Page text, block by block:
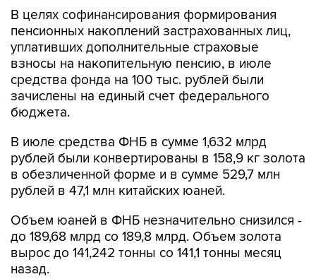
В целях софинансирования формирования
пенсионных накоплений застрахованных лиц,
уплативших дополнительные страховые
взносы на накопительную пенсию, в июле
средства фонда на 100 тыс. рублей были
зачислены на единый счет федерального
бюджета.
В июле средства ФНБ в сумме 1,632 млрд
рублей были конвертированы в 158,9 кг золота
в обезличенной форме и в сумме 529,7 млн
рублей в 47,1 млн китайских юаней.
Объем юаней в ФНБ незначительно снизился -
до 189,68 млрд со 189,8 млрд. Объем золота
вырос до 141,242 тонны со 141,1 тонны месяц
назад.